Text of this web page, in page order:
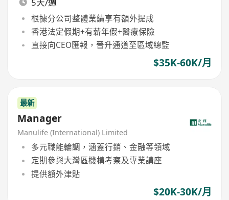
5天/週
根據分公司整體業績享有額外提成
香港法定假期+有薪年假+醫療保險
直接向CEO匯報，晉升通道至區域總監
$35K-60K/月
最新
Manager
Manulife (International) Limited
多元職能輪調，涵蓋行銷、金融等領域
定期參與大灣區機構考察及專業講座
提供額外津貼
$20K-30K/月